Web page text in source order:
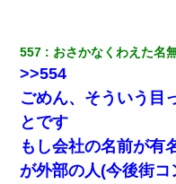
転職先が決まったので退職
「簡単には辞めさせない
反論をしてみた
元旦那から復縁要請。息子
だ、再婚して」私「なら父
（もう手遅れだったんだな
557 おさかなくわえた名
>>554
ごめん、そういう目
とです
もし会社の名前が有
が外部の人(今後街